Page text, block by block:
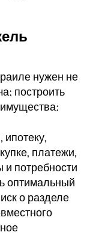
нужен не
построить
ипотеку,
платежи,
и потребности
оптимальный
о разделе